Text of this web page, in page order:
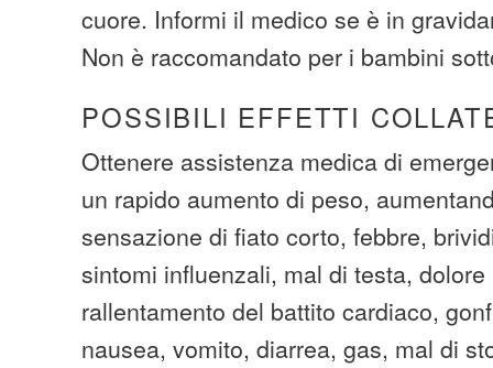
cuore. Informi il medico se è in
Non è raccomandato per i bambini
POSSIBILI EFFETTI
Ottenere assistenza medica di
un rapido aumento di peso,
sensazione di fiato corto, febbre,
sintomi influenzali, mal di testa,
rallentamento del battito cardiaco,
nausea, vomito, diarrea, gas, mal di